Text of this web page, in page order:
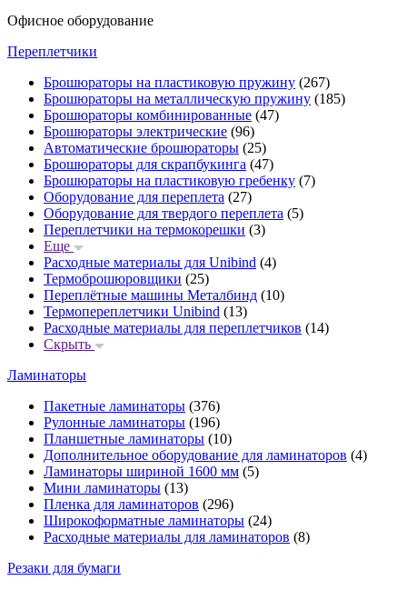
Офисное оборудование
Переплетчики
Брошюраторы на пластиковую пружину (267)
Брошюраторы на металлическую пружину (185)
Брошюраторы комбинированные (47)
Брошюраторы электрические (96)
Автоматические брошюраторы (25)
Брошюраторы для скрапбукинга (47)
Брошюраторы на пластиковую гребенку (7)
Оборудование для переплета (27)
Оборудование для твердого переплета (5)
Переплетчики на термокорешки (3)
Еще
Расходные материалы для Unibind (4)
Термоброшюровщики (25)
Переплётные машины Металбинд (10)
Термопереплетчики Unibind (13)
Расходные материалы для переплетчиков (14)
Скрыть
Ламинаторы
Пакетные ламинаторы (376)
Рулонные ламинаторы (196)
Планшетные ламинаторы (10)
Дополнительное оборудование для ламинаторов (4)
Ламинаторы шириной 1600 мм (5)
Мини ламинаторы (13)
Пленка для ламинаторов (296)
Широкоформатные ламинаторы (24)
Расходные материалы для ламинаторов (8)
Резаки для бумаги